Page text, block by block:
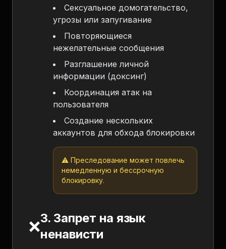
Сексуальное домогательство,
угрозы или запугивание
Повторяющиеся
нежелательные сообщения
Разглашение личной
информации (доксинг)
Координация атак на
пользователя
Создание нескольких
аккаунтов для обхода блокировки
⚠️ Преследование может повлечь
немедленную и бессрочную
блокировку.
❌3. Запрет на язык
ненависти